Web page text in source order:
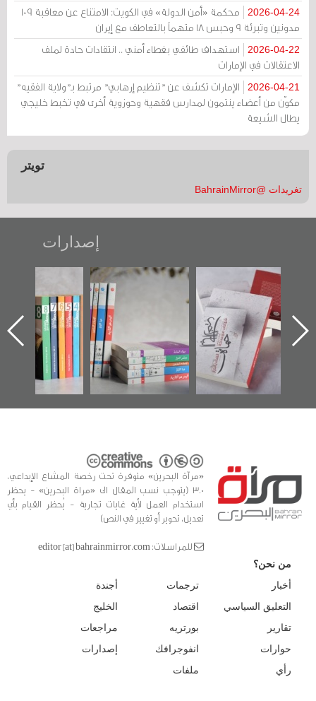
2026-04-24
محكمة «أمن الدولة» في الكويت: الامتناع عن معاقبة 109
مدونين وتبرئة 9 وحبس 18 متهماً بالتعاطف مع إيران
2026-04-22
استهداف طائفي بغطاء أمني .. انتقادات حادة لملف
الاعتقالات في الإمارات
2026-04-21
الإمارات تكشف عن "تنظيم إرهابي" مرتبط بـ"ولاية الفقيه"
مكوّن من أعضاء ينتمون لمدارس فقهية وحوزوية أخرى في تخبط خليجي
يطال الشيعة
تويتر
تغريدات @BahrainMirror
إصدارات
"حماة الباب الأخير":
الإصدار الأول عن
اعتصام الدراز
وأحداث ساحة
الفداء لمركز أوال
للدراسات والتوثيق
تصنيف موضوعي
للوثائق البريطانية
يقدمه «مركز أوال»
في سلسلة من 5
كتب
تصدر حصاد
الساحات 2019
«مرآة البحرين» متوفرة تحت رخصة المشاع الإبداعي،
3.0 (يتوجب نسب المقال الى «مراة البحرين» - يحظر
استخدام العمل لأية غايات تجارية - يُحظر القيام بأي
تعديل، تحوير أو تغيير في النص)
للمراسلات: editor [at] bahrainmirror.com
من نحن؟
أخبار
التعليق السياسي
تقارير
حوارات
رأي
ترجمات
اقتصاد
بورتريه
انفوجرافك
ملفات
أجندة
الخليج
مراجعات
إصدارات